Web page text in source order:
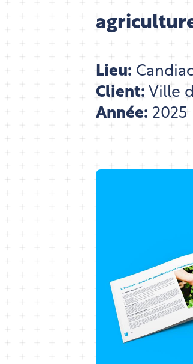
Lieu: Candiac
Client: Ville
Année: 2025